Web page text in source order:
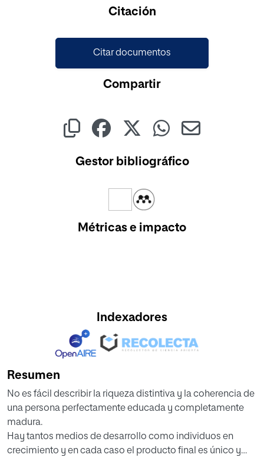
Citación
Citar documentos
Compartir
Gestor bibliográfico
Métricas e impacto
Indexadores
Resumen
No es fácil describir la riqueza distintiva y la coherencia de
una persona perfectamente educada y completamente
madura.
Hay tantos medios de desarrollo como individuos en
crecimiento y en cada caso el producto final es único y